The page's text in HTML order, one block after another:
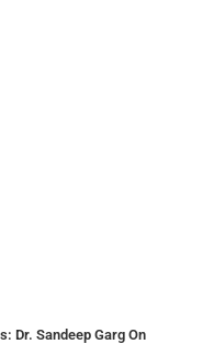
Dr. Sandeep Garg On